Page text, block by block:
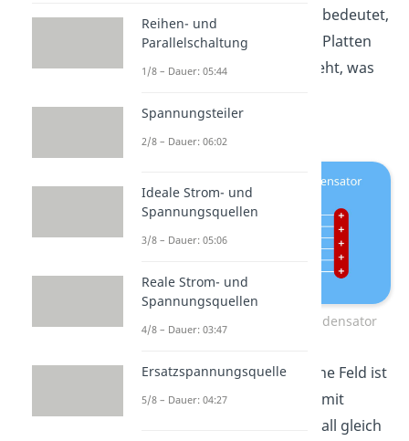
elektrische Ladung Q. Das bedeutet,
dass zwischen den beiden Platten
ein elektrisches Feld entsteht, was
negativen Platte geht.
Elektrisches Feld Plattenkondensator
Das entstandene elektrische Feld ist
ortsunabhängig und ist somit
zwischen den Platten überall gleich
Reihen- und
Parallelschaltung
1/8 – Dauer: 05:44
Spannungsteiler
2/8 – Dauer: 06:02
Ideale Strom- und
Spannungsquellen
3/8 – Dauer: 05:06
Reale Strom- und
Spannungsquellen
4/8 – Dauer: 03:47
Ersatzspannungsquelle
5/8 – Dauer: 04:27